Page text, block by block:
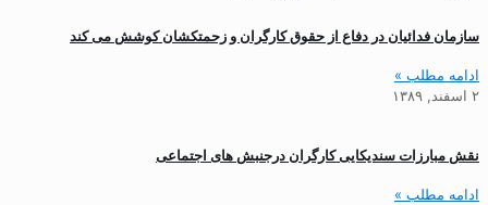
سازمان فدائیان در دفاع از حقوق کارگران و زحمتکشان کوشش می کند
ادامه مطلب »
۲ اسفند, ۱۳۸۹
نقش مبارزات سندیکایی کارگران درجنبش های اجتماعی
ادامه مطلب »